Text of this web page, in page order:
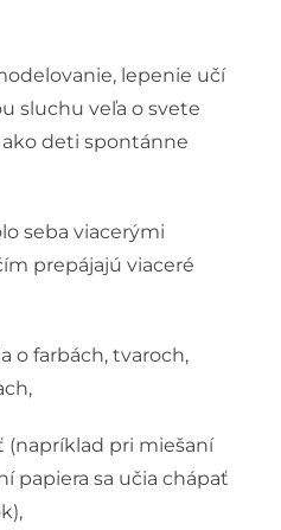
lepenie učí
sluchu veľa o svete
deti spontánne
seba viacerými
prepájajú viaceré
o farbách, tvaroch,
(napríklad pri miešaní
papiera sa učia chápať